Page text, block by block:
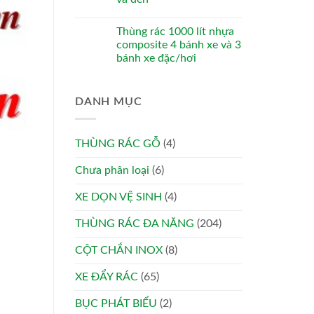
Thùng rác 1000 lít nhựa
composite 4 bánh xe và 3
bánh xe đặc/hơi
DANH MỤC
THÙNG RÁC GỖ (4)
Chưa phân loại (6)
XE DỌN VỆ SINH (4)
THÙNG RÁC ĐA NĂNG (204)
CỘT CHẮN INOX (8)
XE ĐẨY RÁC (65)
BỤC PHÁT BIỂU (2)